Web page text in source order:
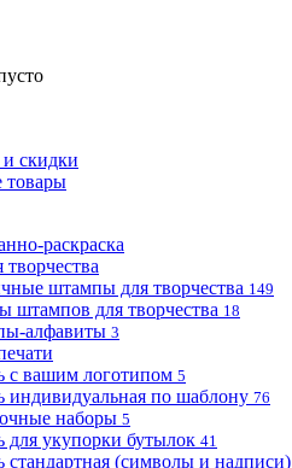
скидки
товары
раскраска
штампы для творчества 149
штампов для творчества 18
алфавиты 3
с вашим логотипом 5
индивидуальная по шаблону 76
наборы 5
для укупорки бутылок 41
стандартная (символы и надписи)